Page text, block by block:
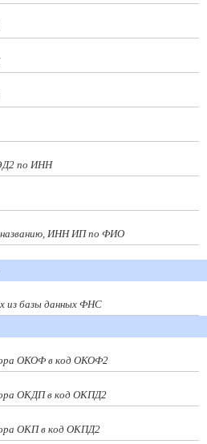
по ИНН
названию, ИНН ИП по ФИО
из базы данных ФНС
ОКОФ в код ОКОФ2
ОКДП в код ОКПД2
ОКП в код ОКПД2